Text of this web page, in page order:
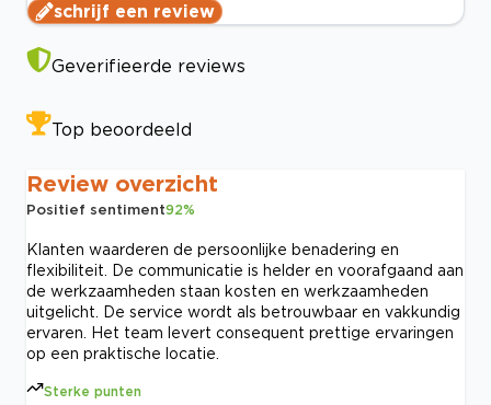
schrijf een review
Geverifieerde reviews
Top beoordeeld
Review overzicht
Positief sentiment92%
Klanten waarderen de persoonlijke benadering en
flexibiliteit. De communicatie is helder en voorafgaand aan
de werkzaamheden staan kosten en werkzaamheden
uitgelicht. De service wordt als betrouwbaar en vakkundig
ervaren. Het team levert consequent prettige ervaringen
op een praktische locatie.
Sterke punten